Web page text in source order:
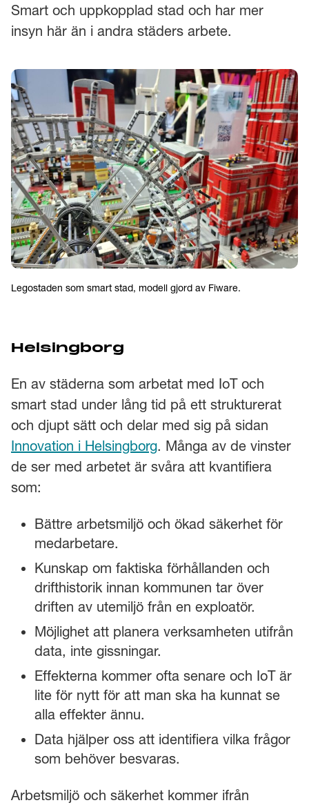
Smart och uppkopplad stad och har mer
insyn här än i andra städers arbete.
Legostaden som smart stad, modell gjord av Fiware.
Helsingborg
En av städerna som arbetat med IoT och
smart stad under lång tid på ett strukturerat
och djupt sätt och delar med sig på sidan
Innovation i Helsingborg. Många av de vinster
de ser med arbetet är svåra att kvantifiera
som:
Bättre arbetsmiljö och ökad säkerhet för
medarbetare.
Kunskap om faktiska förhållanden och
drifthistorik innan kommunen tar över
driften av utemiljö från en exploatör.
Möjlighet att planera verksamheten utifrån
data, inte gissningar.
Effekterna kommer ofta senare och IoT är
lite för nytt för att man ska ha kunnat se
alla effekter ännu.
Data hjälper oss att identifiera vilka frågor
som behöver besvaras.
Arbetsmiljö och säkerhet kommer ifrån